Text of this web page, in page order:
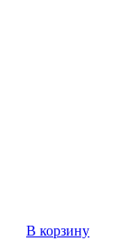
В корзину